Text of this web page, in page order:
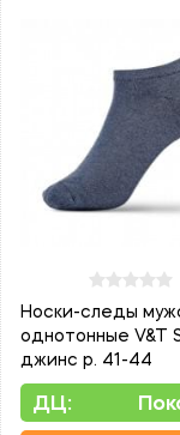
Носки-следы
однотонные V&T
джинс р. 41-44
ДЦ: